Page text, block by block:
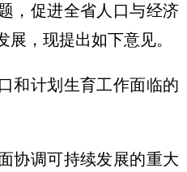
，促进全省人口与经济
，现提出如下意见。
和计划生育工作面临的
协调可持续发展的重大